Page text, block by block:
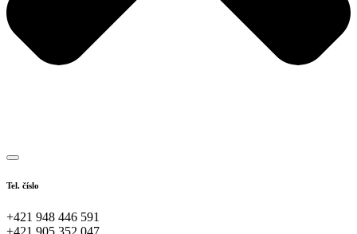
Tel. číslo
+421 948 446 591